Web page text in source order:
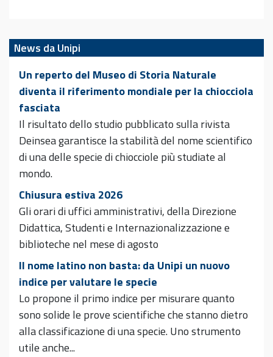
News da Unipi
Un reperto del Museo di Storia Naturale
diventa il riferimento mondiale per la chiocciola
fasciata
Il risultato dello studio pubblicato sulla rivista
Deinsea garantisce la stabilità del nome scientifico
di una delle specie di chiocciole più studiate al
mondo.
Chiusura estiva 2026
Gli orari di uffici amministrativi, della Direzione
Didattica, Studenti e Internazionalizzazione e
biblioteche nel mese di agosto
Il nome latino non basta: da Unipi un nuovo
indice per valutare le specie
Lo propone il primo indice per misurare quanto
sono solide le prove scientifiche che stanno dietro
alla classificazione di una specie. Uno strumento
utile anche...